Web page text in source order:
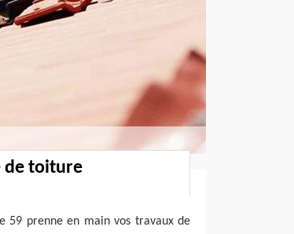
de toiture
59 prenne en main vos travaux de